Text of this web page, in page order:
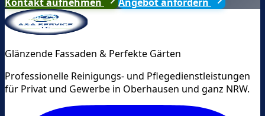
Glänzende Fassaden & Perfekte Gärten
Professionelle Reinigungs- und Pflegedienstleistungen
für Privat und Gewerbe in Oberhausen und ganz NRW.